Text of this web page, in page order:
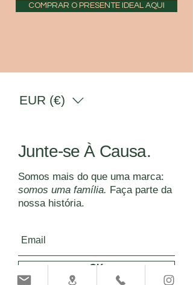
COMPRAR O PRESENTE IDEAL AQUI
EUR (€)
Junte-se À Causa.
Somos mais do que uma marca:
somos uma família. Faça parte da
nossa história.
OK